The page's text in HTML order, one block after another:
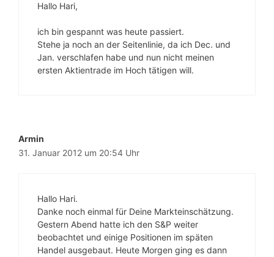
Hallo Hari,
ich bin gespannt was heute passiert.
Stehe ja noch an der Seitenlinie, da ich Dec. und
Jan. verschlafen habe und nun nicht meinen
ersten Aktientrade im Hoch tätigen will.
Armin
31. Januar 2012 um 20:54 Uhr
Hallo Hari.
Danke noch einmal für Deine Markteinschätzung.
Gestern Abend hatte ich den S&P weiter
beobachtet und einige Positionen im späten
Handel ausgebaut. Heute Morgen ging es dann